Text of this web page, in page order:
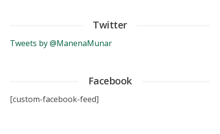
Twitter
Tweets by @ManenaMunar
Facebook
[custom-facebook-feed]